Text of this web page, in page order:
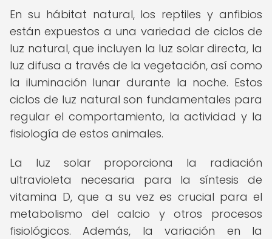
En su hábitat natural, los reptiles y anfibios
están expuestos a una variedad de ciclos de
luz natural, que incluyen la luz solar directa, la
luz difusa a través de la vegetación, así como
la iluminación lunar durante la noche. Estos
ciclos de luz natural son fundamentales para
regular el comportamiento, la actividad y la
fisiología de estos animales.
La luz solar proporciona la radiación
ultravioleta necesaria para la síntesis de
vitamina D, que a su vez es crucial para el
metabolismo del calcio y otros procesos
fisiológicos. Además, la variación en la